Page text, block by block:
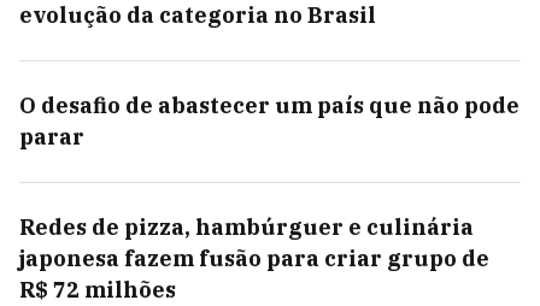
evolução da categoria no Brasil
O desafio de abastecer um país que não pode
parar
Redes de pizza, hambúrguer e culinária
japonesa fazem fusão para criar grupo de
R$ 72 milhões